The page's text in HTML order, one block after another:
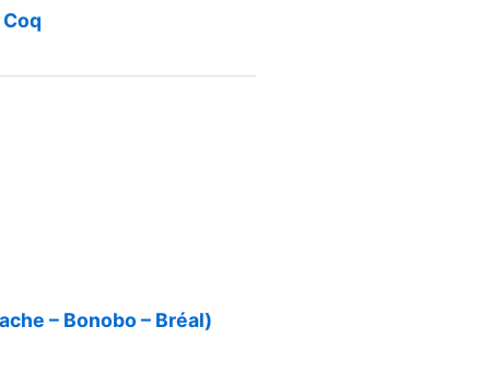
– Bonobo – Bréal)